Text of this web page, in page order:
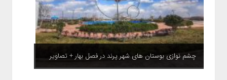
چشم نوازی بوستان های شهر پرند در فصل بهار + تصاویر